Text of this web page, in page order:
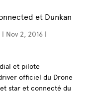
et Dunkan
| Nov 2, 2016|
et pilote
officiel du Drone
star et connecté du